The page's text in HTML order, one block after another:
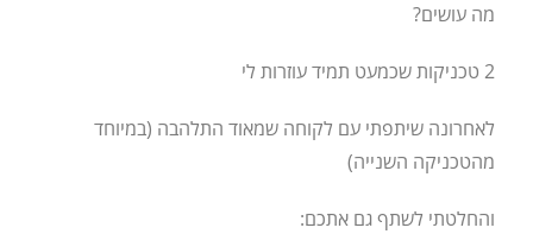
מה עושים?
2 טכניקות שכמעט תמיד עוזרות לי
לאחרונה שיתפתי עם לקוחה שמאוד התלהבה (במיוחד
מהטכניקה השנייה)
והחלטתי לשתף גם אתכם: